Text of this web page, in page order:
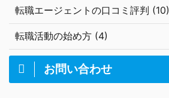
転職エージェントの口コミ評判 (10)
転職活動の始め方 (4)
お問い合わせ